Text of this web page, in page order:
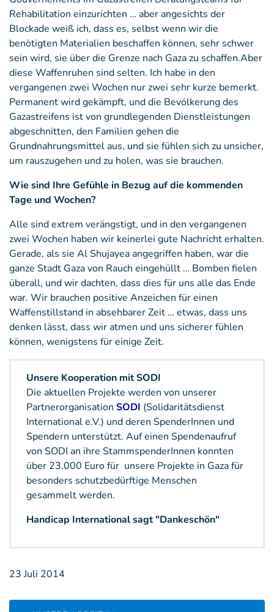
Rehabilitation einzurichten … aber angesichts der
Blockade weiß ich, dass es, selbst wenn wir die
benötigten Materialien beschaffen können, sehr schwer
sein wird, sie über die Grenze nach Gaza zu schaffen.Aber
diese Waffenruhen sind selten. Ich habe in den
vergangenen zwei Wochen nur zwei sehr kurze bemerkt.
Permanent wird gekämpft, und die Bevölkerung des
Gazastreifens ist von grundlegenden Dienstleistungen
abgeschnitten, den Familien gehen die
Grundnahrungsmittel aus, und sie fühlen sich zu unsicher,
um rauszugehen und zu holen, was sie brauchen.
Wie sind Ihre Gefühle in Bezug auf die kommenden
Tage und Wochen?
Alle sind extrem verängstigt, und in den vergangenen
zwei Wochen haben wir keinerlei gute Nachricht erhalten.
Gerade, als sie Al Shujayea angegriffen haben, war die
ganze Stadt Gaza von Rauch eingehüllt … Bomben fielen
überall, und wir dachten, dass dies für uns alle das Ende
war. Wir brauchen positive Anzeichen für einen
Waffenstillstand in absehbarer Zeit … etwas, dass uns
denken lässt, dass wir atmen und uns sicherer fühlen
können, wenigstens für einige Zeit.
Unsere Kooperation mit SODI
Die aktuellen Projekte werden von unserer
Partnerorganisation SODI (Solidaritätsdienst
International e.V.) und deren SpenderInnen und
Spendern unterstützt. Auf einen Spendenaufruf
von SODI an ihre StammspenderInnen konnten
über 23.000 Euro für unsere Projekte in Gaza für
besonders schutzbedürftige Menschen
gesammelt werden.
Handicap International sagt "Dankeschön"
23 Juli 2014